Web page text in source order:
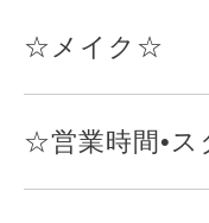
☆メイク☆
☆営業時間•